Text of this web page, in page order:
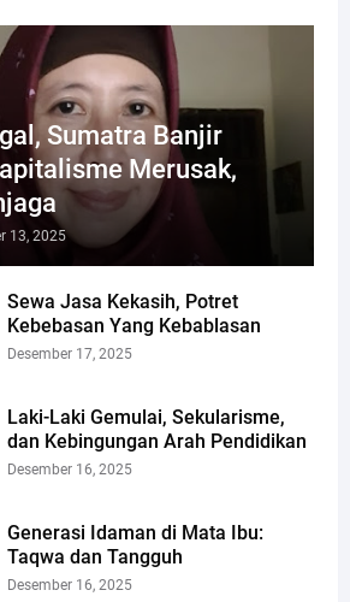
Sumatra Banjir
Merusak,
13, 2025
Sewa Jasa Kekasih, Potret
Kebebasan Yang Kebablasan
Desember 17, 2025
Laki-Laki Gemulai, Sekularisme,
dan Kebingungan Arah Pendidikan
Desember 16, 2025
Generasi Idaman di Mata Ibu:
Taqwa dan Tangguh
Desember 16, 2025